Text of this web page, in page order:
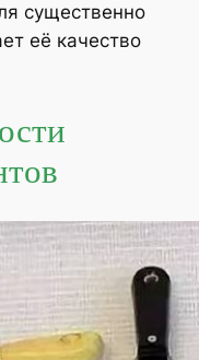
существенно
её качество